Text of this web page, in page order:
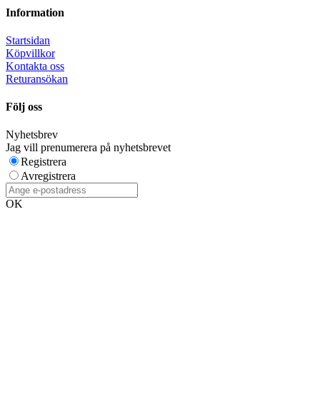
Information
Startsidan
Köpvillkor
Kontakta oss
Returansökan
Följ oss
Nyhetsbrev
Jag vill prenumerera på nyhetsbrevet
Registrera
Avregistrera
OK